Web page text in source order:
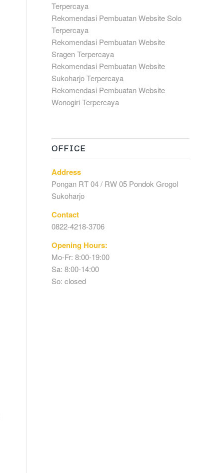
Terpercaya
Rekomendasi Pembuatan Website Solo
Terpercaya
Rekomendasi Pembuatan Website
Sragen Terpercaya
Rekomendasi Pembuatan Website
Sukoharjo Terpercaya
Rekomendasi Pembuatan Website
Wonogiri Terpercaya
OFFICE
Address
Pongan RT 04 / RW 05 Pondok Grogol
Sukoharjo
Contact
0822-4218-3706
Opening Hours:
Mo-Fr: 8:00-19:00
Sa: 8:00-14:00
So: closed